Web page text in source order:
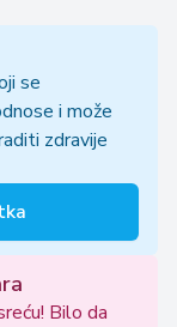
se
i može
zdravije
Bilo da